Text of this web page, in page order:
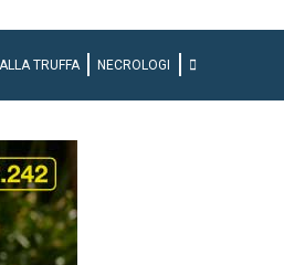
TRUFFA NECROLOGI